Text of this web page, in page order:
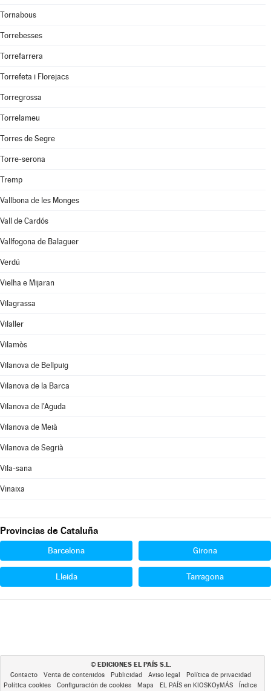
Tornabous
Torrebesses
Torrefarrera
Torrefeta i Florejacs
Torregrossa
Torrelameu
Torres de Segre
Torre-serona
Tremp
Vallbona de les Monges
Vall de Cardós
Vallfogona de Balaguer
Verdú
Vielha e Mijaran
Vilagrassa
Vilaller
Vilamòs
Vilanova de Bellpuig
Vilanova de la Barca
Vilanova de l'Aguda
Vilanova de Meià
Vilanova de Segrià
Vila-sana
Vinaixa
Provincias de Cataluña
Barcelona Girona
Lleida Tarragona
© EDICIONES EL PAÍS S.L.
Contacto Venta de contenidos Publicidad Aviso legal
Política de privacidad
Política cookies
Configuración de cookies Mapa EL PAÍS en KIOSKOyMÁS Índice